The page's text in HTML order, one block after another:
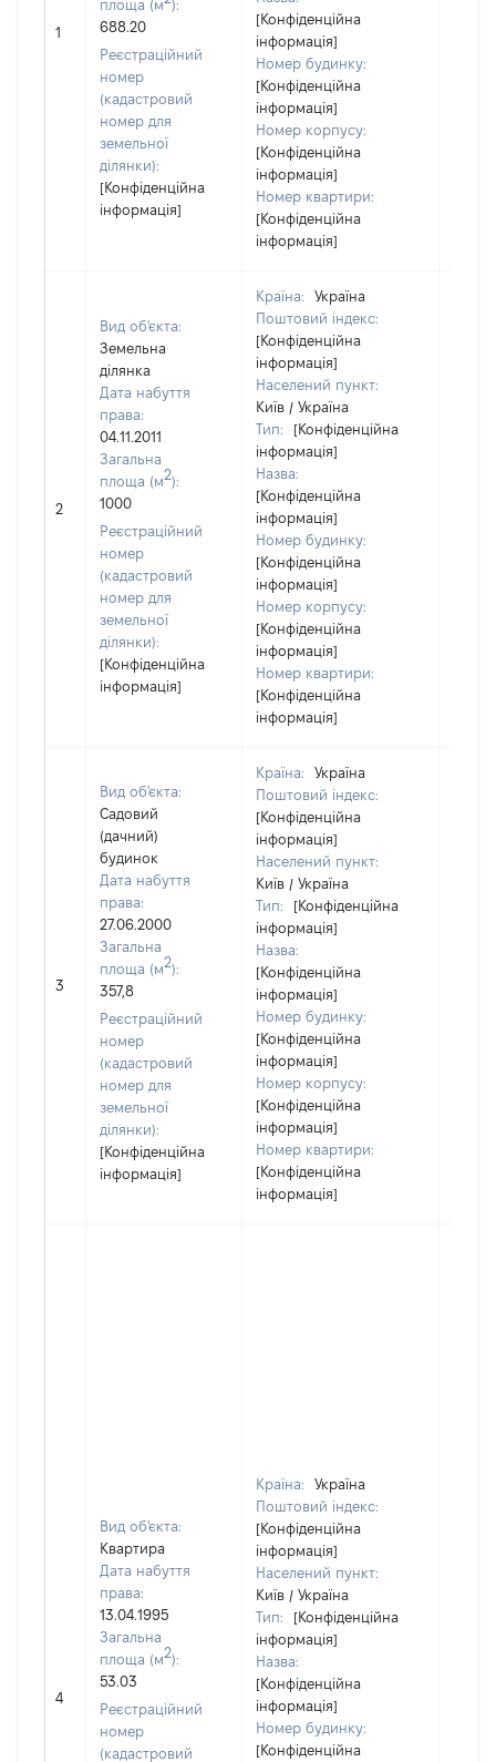
1
площа (м ):
688.20
Реєстраційний
номер
(кадастровий
номер для
земельної
ділянки):
[Конфіденційна
інформація]
[Конфіденційна
інформація]
Номер будинку:
[Конфіденційна
інформація]
Номер корпусу:
[Конфіденційна
інформація]
Номер квартири:
[Конфіденційна
інформація]
2
Вид об'єкта:
Земельна
ділянка
Дата набуття
права:
04.11.2011
Загальна
площа (м2):
1000
Реєстраційний
номер
(кадастровий
номер для
земельної
ділянки):
[Конфіденційна
інформація]
Країна:
Україна
Поштовий індекс:
[Конфіденційна
інформація]
Населений пункт:
Київ / Україна
Тип:
[Конфіденційна
інформація]
Назва:
[Конфіденційна
інформація]
Номер будинку:
[Конфіденційна
інформація]
Номер корпусу:
[Конфіденційна
інформація]
Номер квартири:
[Конфіденційна
інформація]
3
Вид об'єкта:
Садовий
(дачний)
будинок
Дата набуття
права:
27.06.2000
Загальна
площа (м2):
357,8
Реєстраційний
номер
(кадастровий
номер для
земельної
ділянки):
[Конфіденційна
інформація]
Країна:
Україна
Поштовий індекс:
[Конфіденційна
інформація]
Населений пункт:
Київ / Україна
Тип:
[Конфіденційна
інформація]
Назва:
[Конфіденційна
інформація]
Номер будинку:
[Конфіденційна
інформація]
Номер корпусу:
[Конфіденційна
інформація]
Номер квартири:
[Конфіденційна
інформація]
4
Вид об'єкта:
Квартира
Дата набуття
права:
13.04.1995
Загальна
площа (м2):
53.03
Реєстраційний
номер
(кадастровий
Країна:
Україна
Поштовий індекс:
[Конфіденційна
інформація]
Населений пункт:
Київ / Україна
Тип:
[Конфіденційна
інформація]
Назва:
[Конфіденційна
інформація]
Номер будинку:
[Конфіденційна